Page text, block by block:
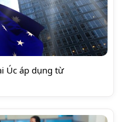
Úc áp dụng từ